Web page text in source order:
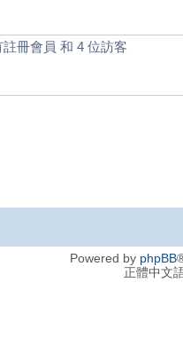
冊會員 和 4 位訪客
Powered by phpBB
正體中文